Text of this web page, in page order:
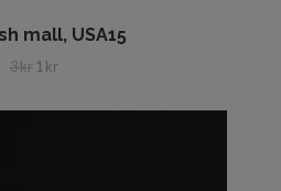
mall, USA15
3 kr 1 kr